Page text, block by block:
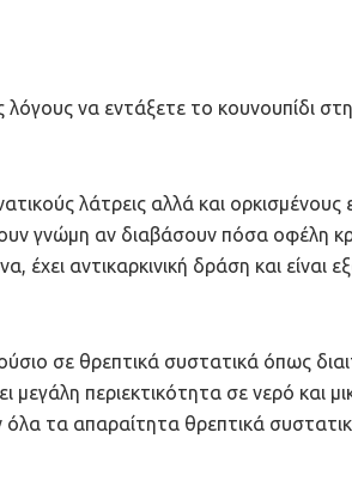
λόγους να εντάξετε το κουνουπίδι
λάτρεις αλλά και
γνώμη αν διαβάσουν πόσα οφέλη
έχει αντικαρκινική δράση και είναι
σε θρεπτικά συστατικά όπως
μεγάλη περιεκτικότητα σε νερό και
όλα τα απαραίτητα θρεπτικά